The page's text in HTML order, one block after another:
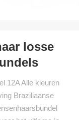
losse
12A Alle kleuren
Braziliaanse